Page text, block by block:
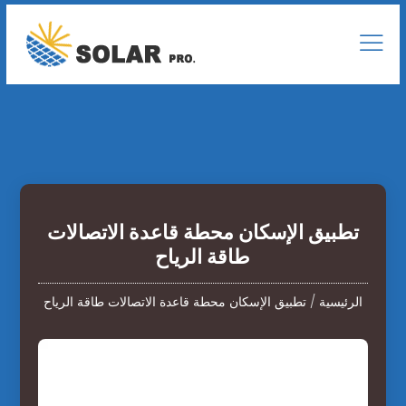
تطبيق الإسكان محطة قاعدة الاتصالات
طاقة الرياح
الرئيسية /تطبيق الإسكان محطة قاعدة الاتصالات طاقة الرياح